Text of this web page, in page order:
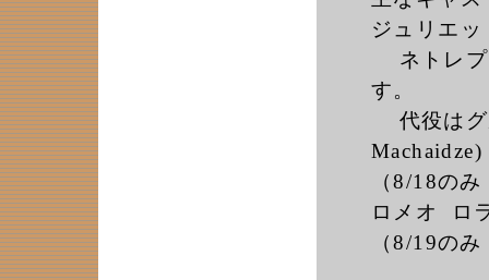
ジュリエ
ネトレプ
す。
代役はグ
Machaidze)
（8/18の
ロメオ ロ
（8/19の